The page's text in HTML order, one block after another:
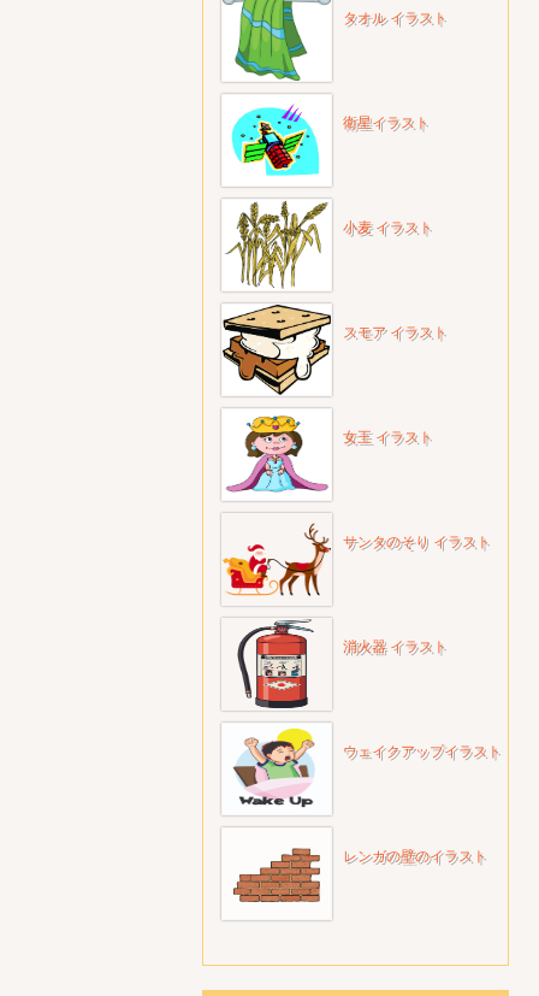
タオル イラスト
衛星イラスト
小麦 イラスト
スモア イラスト
女王 イラスト
サンタのそり イラスト
消火器 イラスト
ウェイクアップイラスト
レンガの壁のイラスト